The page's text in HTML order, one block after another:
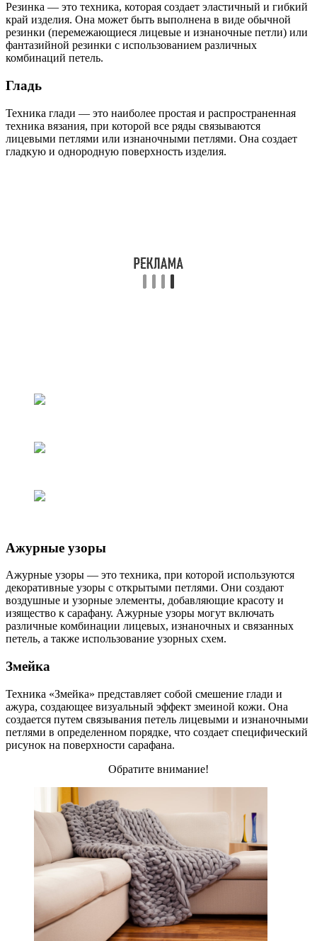
Резинка — это техника, которая создает эластичный и гибкий
край изделия. Она может быть выполнена в виде обычной
резинки (перемежающиеся лицевые и изнаночные петли) или
фантазийной резинки с использованием различных
комбинаций петель.
Гладь
Техника глади — это наиболее простая и распространенная
техника вязания, при которой все ряды связываются
лицевыми петлями или изнаночными петлями. Она создает
гладкую и однородную поверхность изделия.
Ажурные узоры
Ажурные узоры — это техника, при которой используются
декоративные узоры с открытыми петлями. Они создают
воздушные и узорные элементы, добавляющие красоту и
изящество к сарафану. Ажурные узоры могут включать
различные комбинации лицевых, изнаночных и связанных
петель, а также использование узорных схем.
Змейка
Техника «Змейка» представляет собой смешение глади и
ажура, создающее визуальный эффект змеиной кожи. Она
создается путем связывания петель лицевыми и изнаночными
петлями в определенном порядке, что создает специфический
рисунок на поверхности сарафана.
Обратите внимание!